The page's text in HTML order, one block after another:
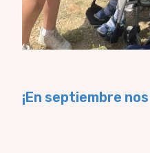
¡En septiembre